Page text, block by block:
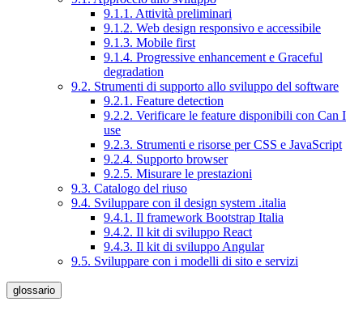
9.1.1. Attività preliminari
9.1.2. Web design responsivo e accessibile
9.1.3. Mobile first
9.1.4. Progressive enhancement e Graceful
degradation
9.2. Strumenti di supporto allo sviluppo del software
9.2.1. Feature detection
9.2.2. Verificare le feature disponibili con Can I
use
9.2.3. Strumenti e risorse per CSS e JavaScript
9.2.4. Supporto browser
9.2.5. Misurare le prestazioni
9.3. Catalogo del riuso
9.4. Sviluppare con il design system .italia
9.4.1. Il framework Bootstrap Italia
9.4.2. Il kit di sviluppo React
9.4.3. Il kit di sviluppo Angular
9.5. Sviluppare con i modelli di sito e servizi
glossario